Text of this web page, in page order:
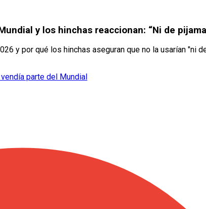
y los hinchas reaccionan: “Ni de
y por qué los hinchas aseguran que no la usarían "ni
parte del Mundial